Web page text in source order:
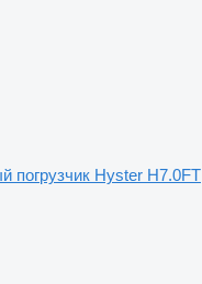
погрузчик Hyster H7.0FT